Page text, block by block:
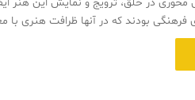
فرهنگی بودند که در آنها ظرافت هنری با